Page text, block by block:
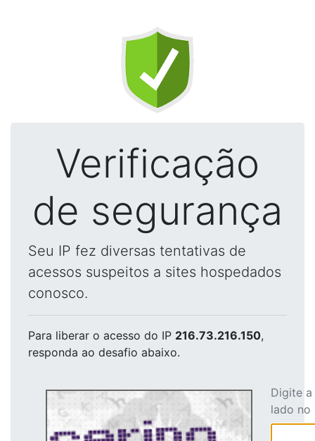
Verificação
de segurança
Seu IP fez diversas tentativas de
acessos suspeitos a sites hospedados
conosco.
Para liberar o acesso do IP 216.73.216.150,
responda ao desafio abaixo.
Digite
lado no